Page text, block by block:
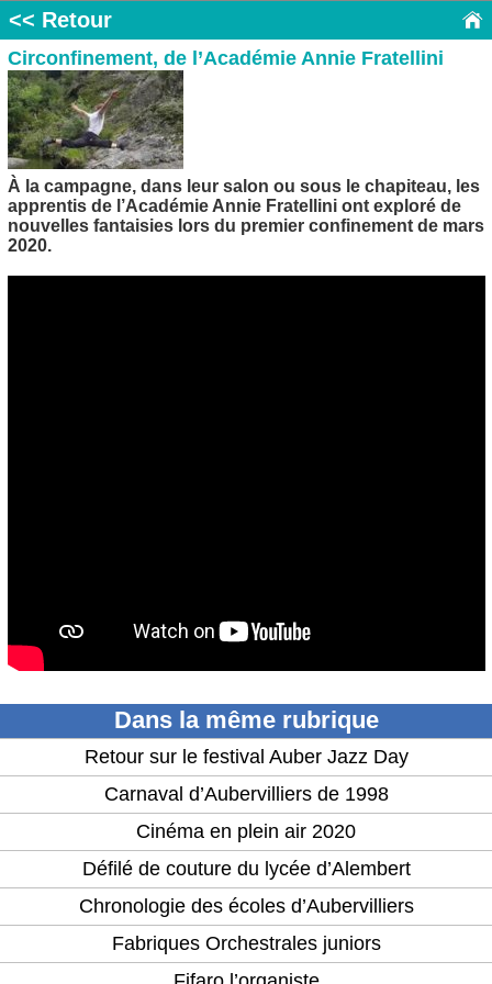
<< Retour
Circonfinement, de l’Académie Annie Fratellini
À la campagne, dans leur salon ou sous le chapiteau, les
apprentis de l’Académie Annie Fratellini ont exploré de
nouvelles fantaisies lors du premier confinement de mars
2020.
Dans la même rubrique
Retour sur le festival Auber Jazz Day
Carnaval d’Aubervilliers de 1998
Cinéma en plein air 2020
Défilé de couture du lycée d’Alembert
Chronologie des écoles d’Aubervilliers
Fabriques Orchestrales juniors